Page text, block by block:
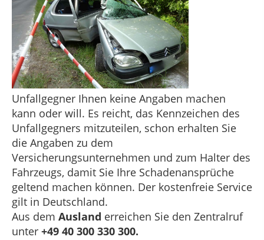
Unfallgegner Ihnen keine Angaben machen
kann oder will. Es reicht, das Kennzeichen des
Unfallgegners mitzuteilen, schon erhalten Sie
die Angaben zu dem
Versicherungsunternehmen und zum Halter des
Fahrzeugs, damit Sie Ihre Schadenansprüche
geltend machen können. Der kostenfreie Service
gilt in Deutschland.
Aus dem Ausland erreichen Sie den Zentralruf
unter +49 40 300 330 300.